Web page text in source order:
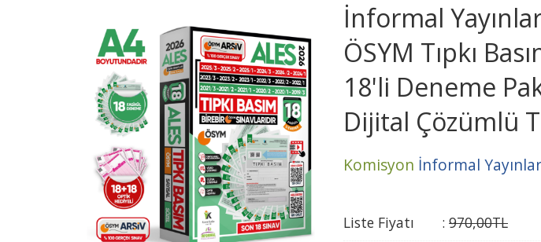
İnformal
ÖSYM Tıpkı
18'li Deneme
Dijital Çözümlü
Komisyon İnformal
Liste Fiyatı : 970,00TL